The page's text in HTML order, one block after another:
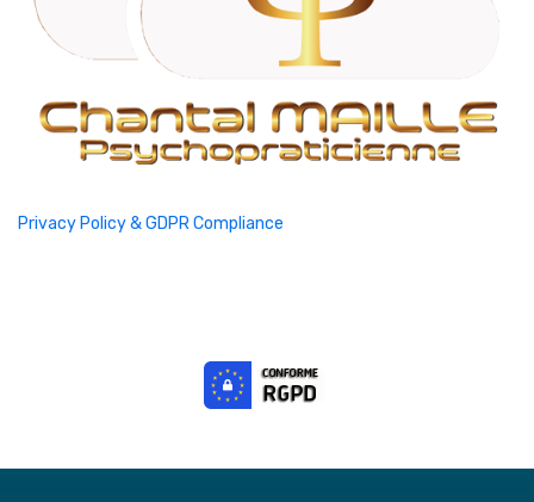
Privacy Policy & GDPR Compliance